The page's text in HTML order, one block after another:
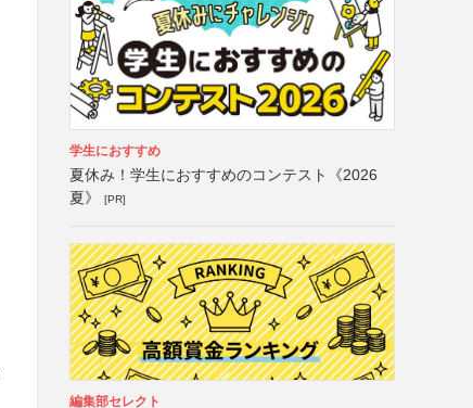
学生におすすめ
夏休み！学生におすすめのコンテスト《2026
夏》
[PR]
編集部セレクト